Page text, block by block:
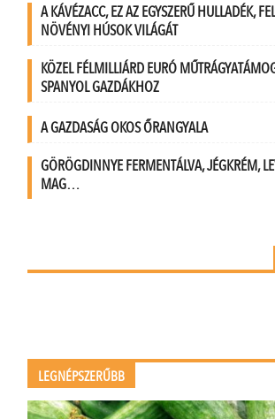
A KÁVÉZACC, EZ AZ EGYSZERŰ HULLADÉK,
NÖVÉNYI HÚSOK VILÁGÁT
KÖZEL FÉLMILLIÁRD EURÓ
SPANYOL GAZDÁKHOZ
A GAZDASÁG OKOS ŐRANGYALA
GÖRÖGDINNYE FERMENTÁLVA, JÉGKRÉM,
MAG…
LEGNÉPSZERŰBB